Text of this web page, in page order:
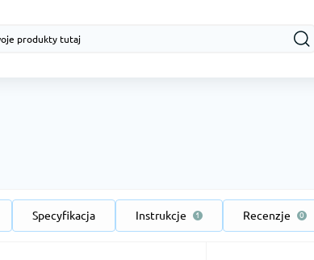
Specyfikacja Instrukcje 1 Recenzje 0